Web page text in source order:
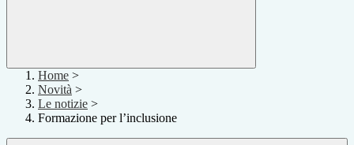
Home >
Novità >
Le notizie >
Formazione per l’inclusione